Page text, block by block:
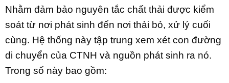
Nhằm đảm bảo nguyên tắc chất thải được kiểm
soát từ nơi phát sinh đến nơi thải bỏ, xử lý cuối
cùng. Hệ thống này tập trung xem xét con đường
di chuyển của CTNH và nguồn phát sinh ra nó.
Trong số này bao gồm: